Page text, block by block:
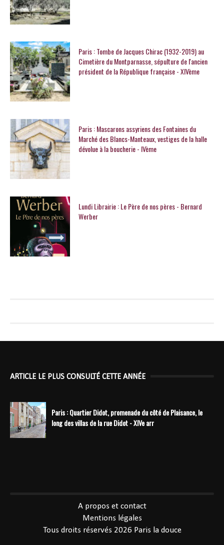
Paris : Tombe de Jacques Chirac (1932-2019) au
Cimetière du Montparnasse, sépulture de l'ancien
président de la République française - XIVème
Paris : Mascarons assyriens des Fontaines du
Marché des Blancs-Manteaux, vestiges de la halle
dévolue à la boucherie - IVème
Lundi Librairie : Le Père de nos pères - Bernard
Werber
ARTICLE LE PLUS CONSULTÉ CETTE ANNÉE
Paris : Quartier Didot, promenade du côté de Plaisance, le
long des villas de la rue Didot - XIVe arr
A propos et contact
Mentions légales
Tous droits réservés 2026 Paris la douce